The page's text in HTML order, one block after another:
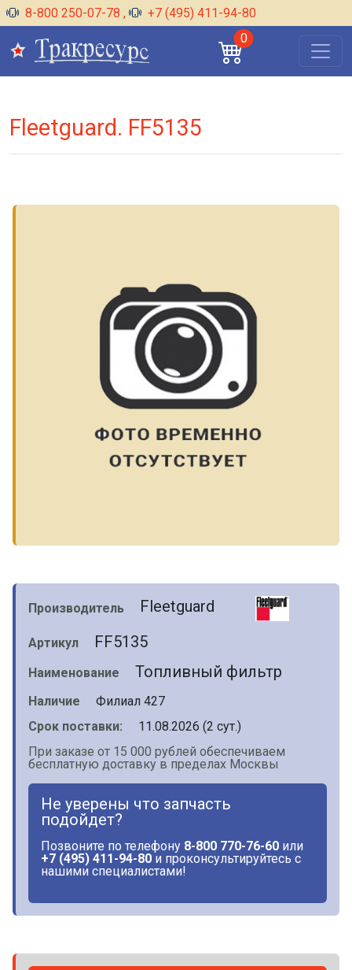
8-800 250-07-78 ,
+7 (495) 411-94-80
0
Fleetguard. FF5135
Производитель Fleetguard
Артикул FF5135
Наименование Топливный фильтр
Наличие
Филиал 427
Срок поставки:
11.08.2026 (2 сут.)
При заказе от 15 000 рублей обеспечиваем
бесплатную доставку в пределах Москвы
Не уверены что запчасть
подойдет?
Позвоните по телефону 8-800 770-76-60 или
+7 (495) 411-94-80 и проконсультируйтесь с
нашими специалистами!